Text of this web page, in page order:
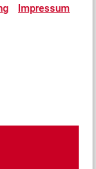
Sie sich
Impressum